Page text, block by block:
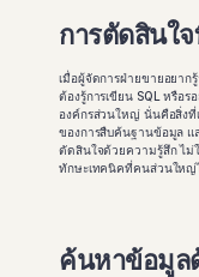
การตัดสินใ
เมื่อผู้จัดการฝ่ายขายอยาก
ต้องรู้การเขียน SQL หรือ
องค์กรส่วนใหญ่ นั่นคือสิ่งที่
ของการสืบค้นฐานข้อมูล แ
ตัดสินใจด้วยความรู้สึก ไม่
ทักษะเทคนิคที่คนส่วนใหญ่
ค้นหาข้อมูล